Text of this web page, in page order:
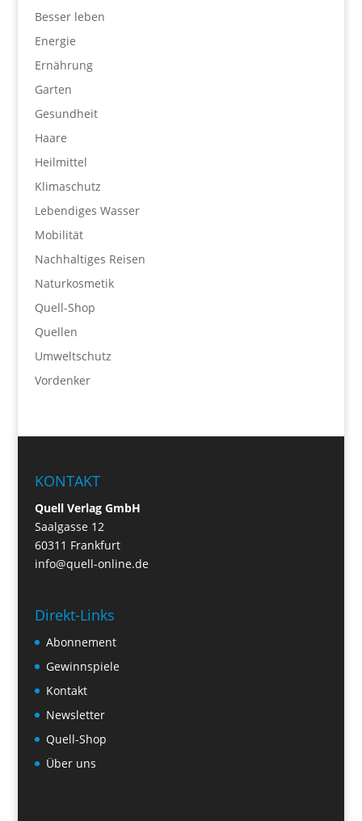
Besser leben
Energie
Ernährung
Garten
Gesundheit
Haare
Heilmittel
Klimaschutz
Lebendiges Wasser
Mobilität
Nachhaltiges Reisen
Naturkosmetik
Quell-Shop
Quellen
Umweltschutz
Vordenker
KONTAKT
Quell Verlag GmbH
Saalgasse 12
60311 Frankfurt
info@quell-online.de
Direkt-Links
Abonnement
Gewinnspiele
Kontakt
Newsletter
Quell-Shop
Über uns